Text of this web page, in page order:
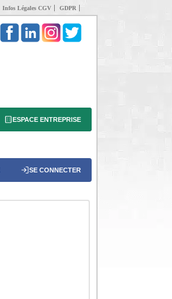
Infos Légales CGV GDPR
ESPACE ENTREPRISE
SE CONNECTER